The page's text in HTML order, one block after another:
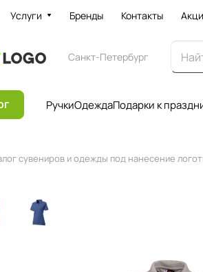
Услуги Бренды Контакты
Санкт-Петербург
РучкиОдеждаПодарки к
сувениров и одежды под нанесение